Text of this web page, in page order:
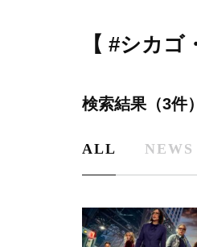
【 #シカゴ
検索結果（3件）
ALL NEWS